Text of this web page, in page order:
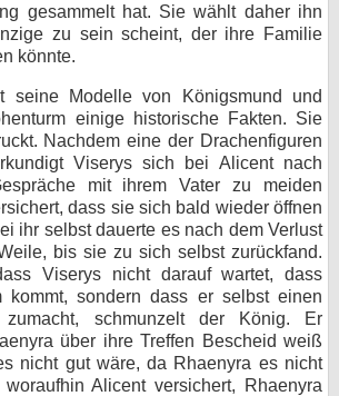
gesammelt hat. Sie wählt daher ihn
zu sein scheint, der ihre Familie
könnte.
seine Modelle von Königsmund und
einige historische Fakten. Sie
Nachdem eine der Drachenfiguren
Viserys sich bei Alicent nach
mit ihrem Vater zu meiden
dass sie sich bald wieder öffnen
ihr selbst dauerte es nach dem Verlust
bis sie zu sich selbst zurückfand.
Viserys nicht darauf wartet, dass
kommt, sondern dass er selbst einen
schmunzelt der König. Er
über ihre Treffen Bescheid weiß
nicht gut wäre, da Rhaenyra es nicht
Alicent versichert, Rhaenyra